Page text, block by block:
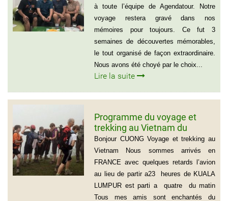
à toute l’équipe de Agendatour. Notre
voyage restera gravé dans nos
mémoires pour toujours. Ce fut 3
semaines de découvertes mémorables,
le tout organisé de façon extraordinaire.
Nous avons été choyé par le choix...
Lire la suite
Programme du voyage et
trekking au Vietnam du
groupe d’amis de Mr Louis
COURTESOLLE (14
personnes)
Bonjour CUONG Voyage et trekking au
Vietnam Nous sommes arrivés en
FRANCE avec quelques retards l’avion
au lieu de partir a23 heures de KUALA
LUMPUR est parti a quatre du matin
Tous mes amis sont enchantés du